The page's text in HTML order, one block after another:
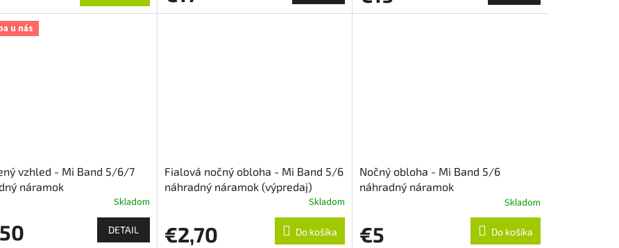
u nás
vzhled - Mi Band 5/6/7
náramok
Skladom
DETAIL
Fialová nočný obloha - Mi Band 5/6
náhradný náramok (výpredaj)
Skladom
€2,70 Do košíka
Nočný obloha - Mi Band 5/6
náhradný náramok
Skladom
€5 Do košíka